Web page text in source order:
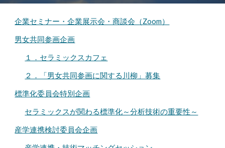
企業セミナー・企業展示会・商談会（Zoom）
男女共同参画企画
１．セラミックスカフェ
２．「男女共同参画に関する川柳」募集
標準化委員会特別企画
セラミックスが関わる標準化～分析技術の重要性～
産学連携検討委員会企画